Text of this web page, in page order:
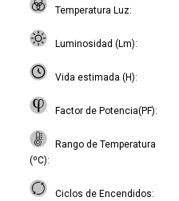
Temperatura Luz
Luminosidad (Lm)
Vida estimada (H)
Factor de Potencia(PF)
Rango de Temperatura
(ºC)
Ciclos de Encendidos